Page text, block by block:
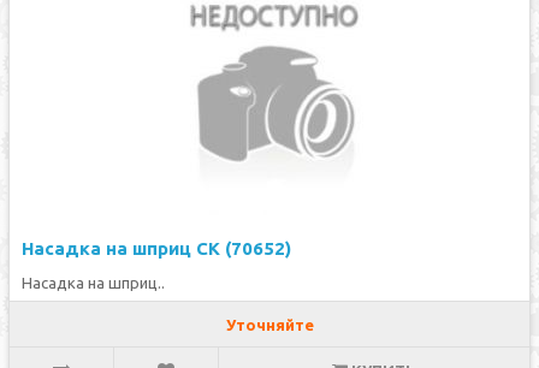
Насадка на шприц СК (70652)
Насадка на шприц..
Уточняйте